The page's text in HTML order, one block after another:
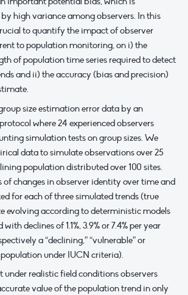
high variance among observers. In this
to quantify the impact of observer
to population monitoring, on i) the
of population time series required to detect
and ii) the accuracy (bias and precision)
size estimation error data by an
where 24 experienced observers
simulation tests on group sizes. We
data to simulate observations over 25
population distributed over 100 sites.
of changes in observer identity over time and
for each of three simulated trends (true
evolving according to deterministic models
declines of 1.1%, 3.9% or 7.4% per year
a “declining,” “vulnerable” or
population under IUCN criteria).
under realistic field conditions observers
value of the population trend in only